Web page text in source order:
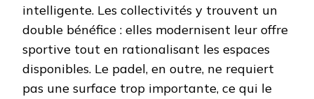
intelligente. Les collectivités y trouvent un
double bénéfice : elles modernisent leur offre
sportive tout en rationalisant les espaces
disponibles. Le padel, en outre, ne requiert
pas une surface trop importante, ce qui le